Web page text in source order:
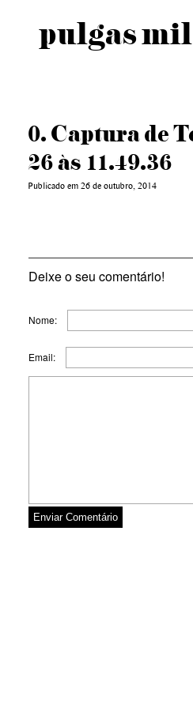
pulgas
0. Captura de
26 às 11.49.36
Publicado em 26 de outubro, 2014
Deixe o seu comentário!
Nome:
Email: